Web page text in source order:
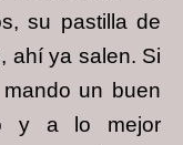
su pastilla de
ahí ya salen. Si
un buen
y a lo mejor